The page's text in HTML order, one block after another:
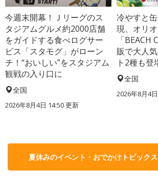
今週末開幕！Ｊリーグのス
タジアムグルメ約2000店舗
をガイドする食べログサー
ビス「スタモグ」がローン
チ！“おいしい”をスタジアム
観戦の入り口に
全国
2026年8月4日 14:50更新
冷やすと
現、オリ
「BEACH
販で大人
ト2種も登
全国
2026年8月4
夏休みのイベント・おでかけトピック